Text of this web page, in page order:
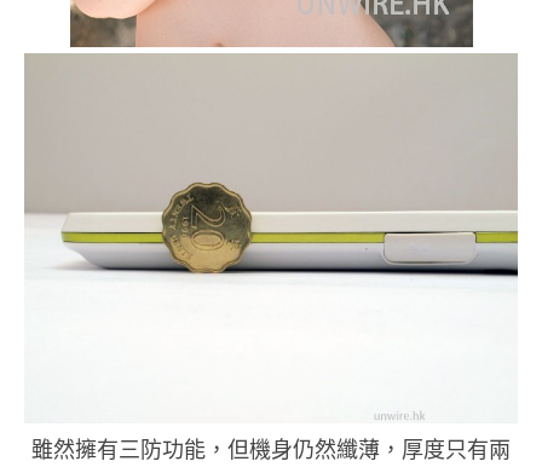
雖然擁有三防功能，但機身仍然纖薄，厚度只有兩